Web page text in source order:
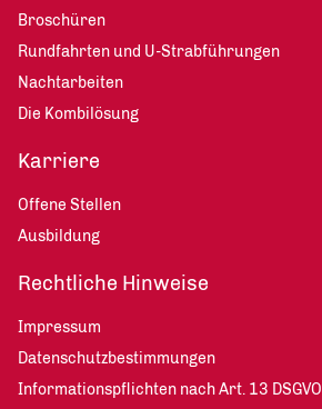
Broschüren
Rundfahrten und U-Strabführungen
Nachtarbeiten
Die Kombilösung
Karriere
Offene Stellen
Ausbildung
Rechtliche Hinweise
Impressum
Datenschutzbestimmungen
Informationspflichten nach Art. 13 DSGVO